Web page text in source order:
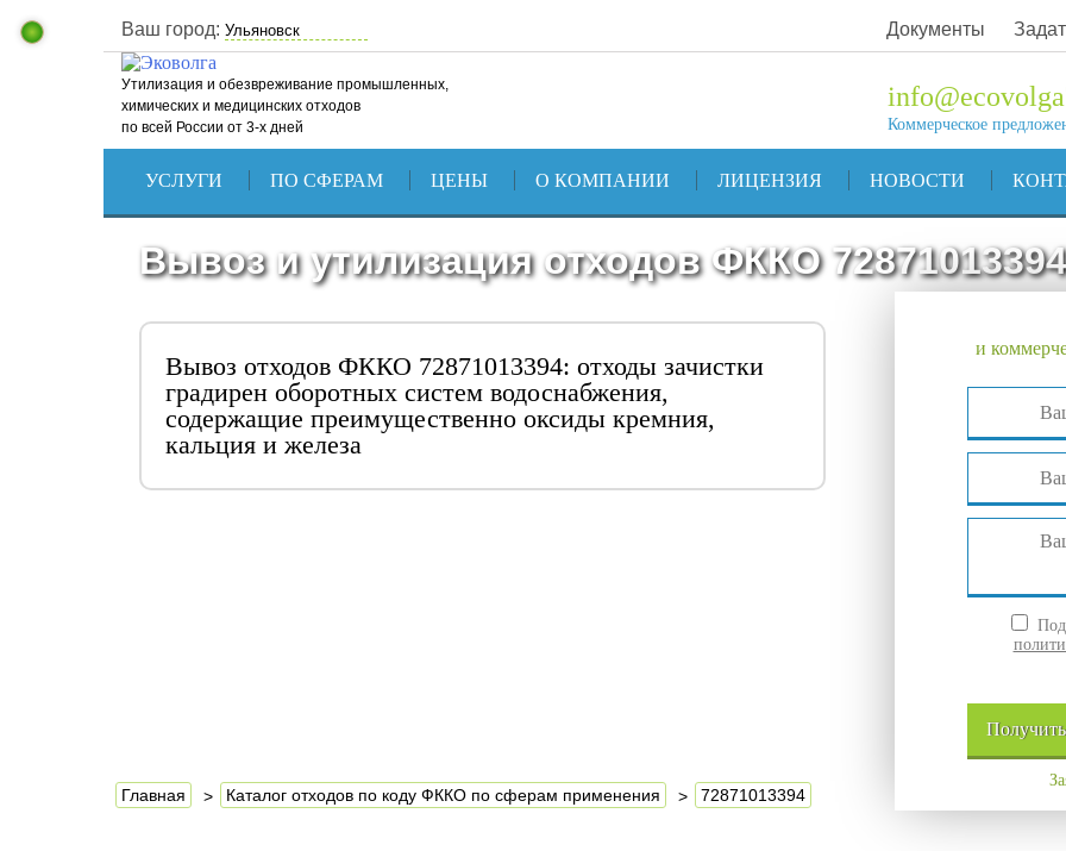
Ваш город: Документы
Утилизация и обезвреживание промышленных,
химических и медицинских отходов
по всей России от 3-х дней
Коммерческое
УСЛУГИ ПО СФЕРАМ ЦЕНЫ О КОМПАНИИ ЛИЦЕНЗИЯ НОВОСТИ
Вывоз и утилизация отходов ФККО 72871013394
Вывоз отходов ФККО 72871013394: отходы зачистки
градирен оборотных систем водоснабжения,
содержащие преимущественно оксиды кремния,
кальция и железа
и
Получить
Главная Каталог отходов по коду ФККО по сферам применения 72871013394